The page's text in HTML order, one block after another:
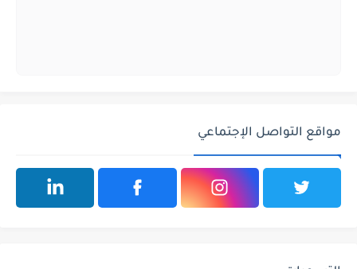
مواقع التواصل الإجتماعي